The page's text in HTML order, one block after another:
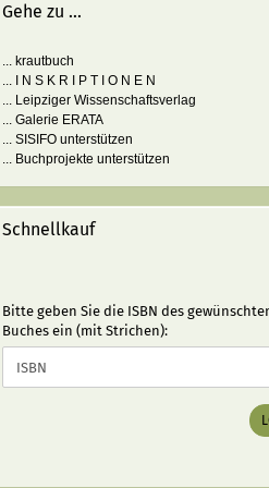
Gehe zu ...
... krautbuch
... I N S K R I P T I O N E N
... Leipziger Wissenschaftsverlag
... Galerie ERATA
... SISIFO unterstützen
... Buchprojekte unterstützen
Schnellkauf
BITTE
GEBEN
SIE
DIE
ISBN
Bitte geben Sie die ISBN des
Buches ein (mit Strichen):